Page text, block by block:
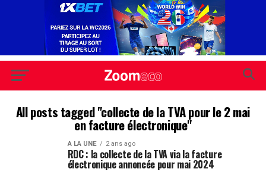
All posts tagged "collecte de la TVA pour le 2 mai
en facture électronique"
A LA UNE 2 ans ago
RDC : la collecte de la TVA via la facture
électronique annoncée pour mai 2024